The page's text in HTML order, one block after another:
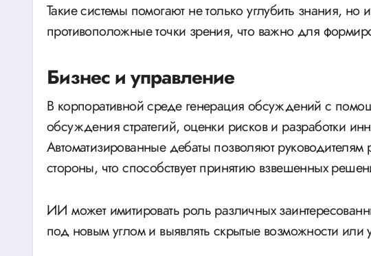
Такие системы помогают не только углубить знания, но
противоположные точки зрения, что важно для
Бизнес и управление
В корпоративной среде генерация обсуждений с
обсуждения стратегий, оценки рисков и разработки
Автоматизированные дебаты позволяют руководителям
стороны, что способствует принятию взвешенных
ИИ может имитировать роль различных
под новым углом и выявлять скрытые возможности или